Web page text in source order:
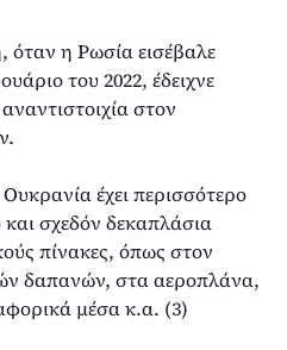
όταν η Ρωσία εισέβαλε
του 2022, έδειχνε
στον
έχει περισσότερο
σχεδόν δεκαπλάσια
πίνακες, όπως στον
δαπανών, στα αεροπλάνα,
μέσα κ.α. (3)